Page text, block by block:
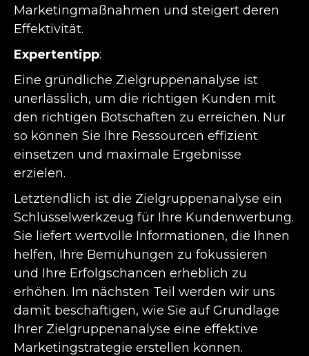
Marketingmaßnahmen und steigert deren
Effektivität.
Expertentipp:
Eine gründliche Zielgruppenanalyse ist
unerlässlich, um die richtigen Kunden mit
den richtigen Botschaften zu erreichen. Nur
so können Sie Ihre Ressourcen effizient
einsetzen und maximale Ergebnisse
erzielen.
Letztendlich ist die Zielgruppenanalyse ein
Schlüsselwerkzeug für Ihre Kundenwerbung.
Sie liefert wertvolle Informationen, die Ihnen
helfen, Ihre Bemühungen zu fokussieren
und Ihre Erfolgschancen erheblich zu
erhöhen. Im nächsten Teil werden wir uns
damit beschäftigen, wie Sie auf Grundlage
Ihrer Zielgruppenanalyse eine effektive
Marketingstrategie erstellen können.